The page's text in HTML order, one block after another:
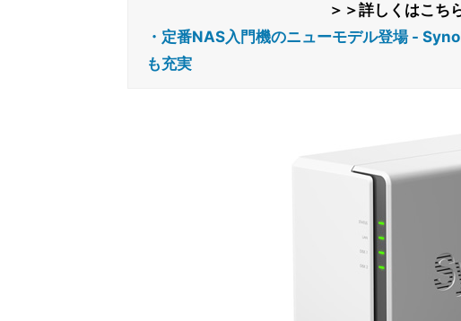
＞＞詳しくはこち
・定番NAS入門機のニューモデル登場 -
も充実